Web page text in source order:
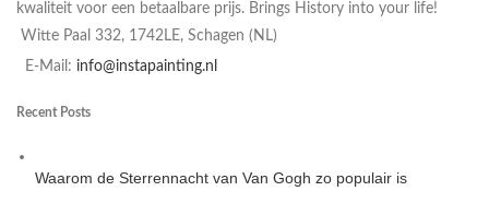
kwaliteit voor een betaalbare prijs. Brings History into your life!
Witte Paal 332, 1742LE, Schagen (NL)
E-Mail: info@instapainting.nl
Recent Posts
Waarom de Sterrennacht van Van Gogh zo populair is